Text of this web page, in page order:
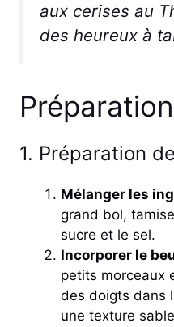
aux cerises au
des heureux à
1. Préparation
Mélanger les
grand bol,
sucre et le sel.
Incorporer le
petits morceaux
des doigts dans
une texture